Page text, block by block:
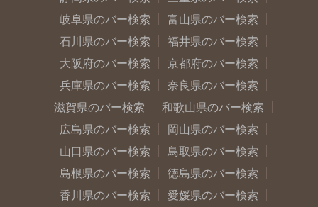
岐阜県のバー検索
富山県のバー検索
石川県のバー検索
福井県のバー検索
大阪府のバー検索
京都府のバー検索
兵庫県のバー検索
奈良県のバー検索
滋賀県のバー検索
和歌山県のバー検索
広島県のバー検索
岡山県のバー検索
山口県のバー検索
鳥取県のバー検索
島根県のバー検索
徳島県のバー検索
香川県のバー検索
愛媛県のバー検索